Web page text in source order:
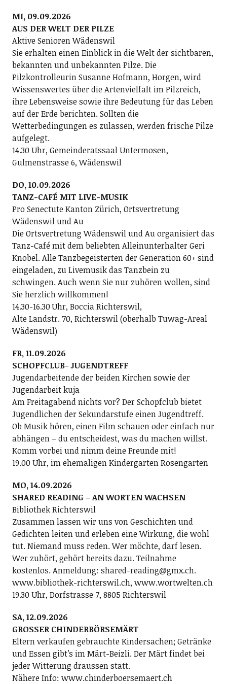
MI, 09.09.2026
AUS DER WELT DER PILZE
Aktive Senioren Wädenswil
Sie erhalten einen Einblick in die Welt der sichtbaren,
bekannten und unbekannten Pilze. Die
Pilzkontrolleurin Susanne Hofmann, Horgen, wird
Wissenswertes über die Artenvielfalt im Pilzreich,
ihre Lebensweise sowie ihre Bedeutung für das Leben
auf der Erde berichten. Sollten die
Wetterbedingungen es zulassen, werden frische Pilze
aufgelegt.
14.30 Uhr, Gemeinderatssaal Untermosen,
Gulmenstrasse 6, Wädenswil
DO, 10.09.2026
TANZ-CAFÉ MIT LIVE-MUSIK
Pro Senectute Kanton Zürich, Ortsvertretung
Wädenswil und Au
Die Ortsvertretung Wädenswil und Au organisiert das
Tanz-Café mit dem beliebten Alleinunterhalter Geri
Knobel. Alle Tanzbegeisterten der Generation 60+ sind
eingeladen, zu Livemusik das Tanzbein zu
schwingen. Auch wenn Sie nur zuhören wollen, sind
Sie herzlich willkommen!
14.30-16.30 Uhr, Boccia Richterswil,
Alte Landstr. 70, Richterswil (oberhalb Tuwag-Areal
Wädenswil)
FR, 11.09.2026
SCHOPFCLUB- JUGENDTREFF
Jugendarbeitende der beiden Kirchen sowie der
Jugendarbeit kuja
Am Freitagabend nichts vor? Der Schopfclub bietet
Jugendlichen der Sekundarstufe einen Jugendtreff.
Ob Musik hören, einen Film schauen oder einfach nur
abhängen – du entscheidest, was du machen willst.
Komm vorbei und nimm deine Freunde mit!
19.00 Uhr, im ehemaligen Kindergarten Rosengarten
MO, 14.09.2026
SHARED READING – AN WORTEN WACHSEN
Bibliothek Richterswil
Zusammen lassen wir uns von Geschichten und
Gedichten leiten und erleben eine Wirkung, die wohl
tut. Niemand muss reden. Wer möchte, darf lesen.
Wer zuhört, gehört bereits dazu. Teilnahme
kostenlos. Anmeldung: shared-reading@gmx.ch.
www.bibliothek-richterswil.ch, www.wortwelten.ch
19.30 Uhr, Dorfstrasse 7, 8805 Richterswil
SA, 12.09.2026
GROSSER CHINDERBÖRSEMÄRT
Eltern verkaufen gebrauchte Kindersachen; Getränke
und Essen gibt’s im Märt-Beizli. Der Märt findet bei
jeder Witterung draussen statt.
Nähere Info: www.chinderboersemaert.ch